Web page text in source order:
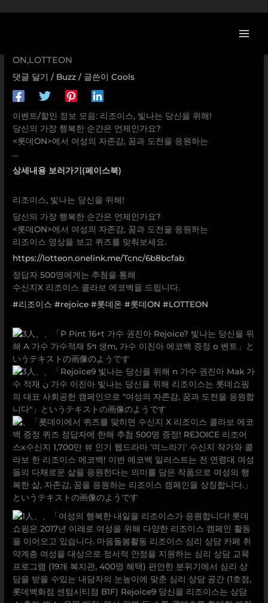
로
[뷰티No.1 할인/이벤트] 리조이스, 빛나는 당신을 위해! 당신의
가장 행복한 순간은 언제인가요? <롯데ON>에서 여성의 자존
ON,LOTTEON
댓글 달기 / Buzz / 글쓴이Cools
이벤트/할인 정보 모음: 리조이스, 빛나는 당신을 위해!
당신의 가장 행복한 순간은 언제인가요?
<롯데ON>에서 여성의 자존감, 꿈과 도전을 응원하는
…
상세내용 보러가기(페이스북)
리조이스, 빛나는 당신을 위해!
당신의 가장 행복한 순간은 언제인가요?
<롯데ON>에서 여성의 자존감, 꿈과 도전을 응원하는
리조이스 영상을 보고 퀴즈를 맞춰보세요.
https://lotteon.onelink.me/Tcnc/6b8bcfab
정답자 500명에게는 추첨을 통해
수신지X 리조이스 콜라보 에코백을 드립니다.
#리조이스 #rejoice #롯데온 #롯데ON #LOTTEON